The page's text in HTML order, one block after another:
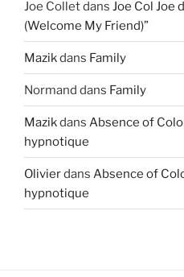
Joe Colletdans Joe Col Joe
(Welcome My Friend)”
Mazikdans Family
Normand dans Family
Mazikdans Absence of
hypnotique
Olivierdans Absence of
hypnotique